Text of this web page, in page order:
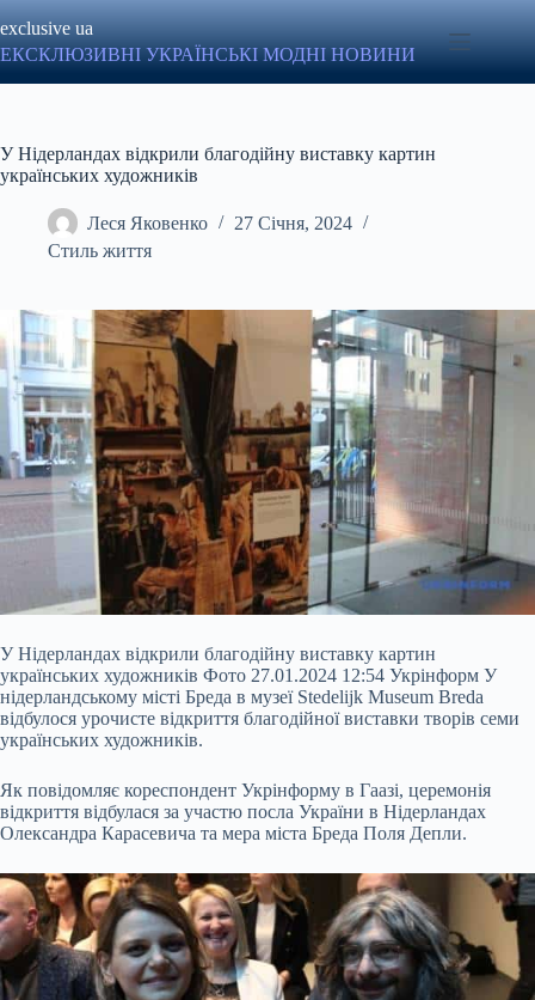
до
вмісту
exclusive ua
ЕКСКЛЮЗИВНІ УКРАЇНСЬКІ МОДНІ НОВИНИ
У Нідерландах відкрили благодійну виставку картин
українських художників
Леся Яковенко
27 Січня, 2024
Стиль життя
У Нідерландах відкрили благодійну виставку картин
українських художників Фото 27.01.2024 12:54 Укрінформ У
нідерландському місті Бреда в музеї Stedelijk Museum Breda
відбулося урочисте відкриття благодійної виставки творів семи
українських художників.
Як повідомляє кореспондент Укрінформу в Гаазі, церемонія
відкриття відбулася за участю посла України в Нідерландах
Олександра Карасевича та мера міста Бреда Поля Депли.